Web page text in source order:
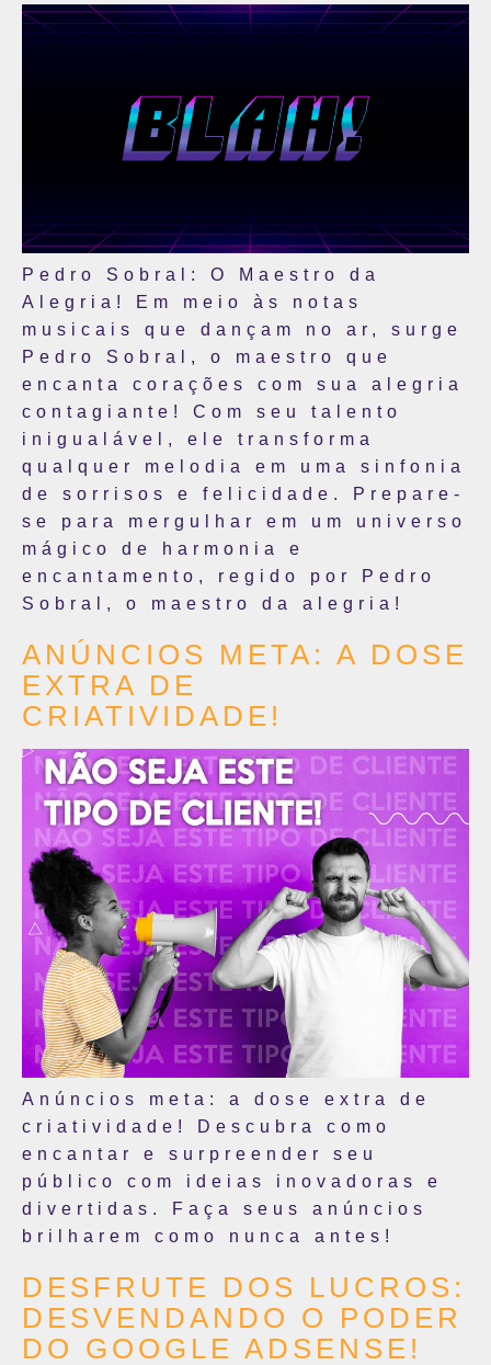
Pedro Sobral: O Maestro da
Alegria! Em meio às notas
musicais que dançam no ar, surge
Pedro Sobral, o maestro que
encanta corações com sua alegria
contagiante! Com seu talento
inigualável, ele transforma
qualquer melodia em uma sinfonia
de sorrisos e felicidade. Prepare-
se para mergulhar em um universo
mágico de harmonia e
encantamento, regido por Pedro
Sobral, o maestro da alegria!
ANÚNCIOS META: A DOSE
EXTRA DE
CRIATIVIDADE!
Anúncios meta: a dose extra de
criatividade! Descubra como
encantar e surpreender seu
público com ideias inovadoras e
divertidas. Faça seus anúncios
brilharem como nunca antes!
DESFRUTE DOS LUCROS:
DESVENDANDO O PODER
DO GOOGLE ADSENSE!